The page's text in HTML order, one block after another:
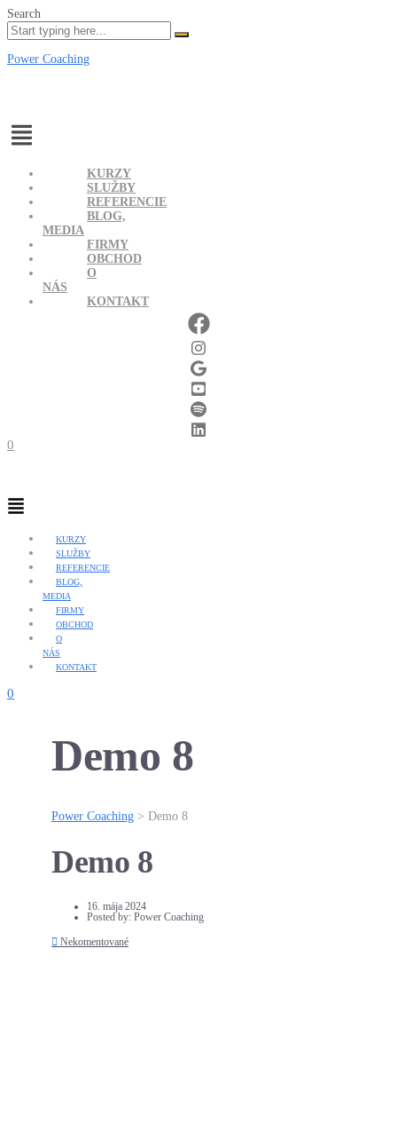
Search
Power Coaching
Menu
KURZY
SLUŽBY
REFERENCIE
BLOG,
MEDIA
FIRMY
OBCHOD
O
NÁS
KONTAKT
0
Menu
KURZY
SLUŽBY
REFERENCIE
BLOG,
MEDIA
FIRMY
OBCHOD
O
NÁS
KONTAKT
0
Demo 8
Power Coaching > Demo 8
Demo 8
16. mája 2024
Posted by: Power Coaching
Nekomentované